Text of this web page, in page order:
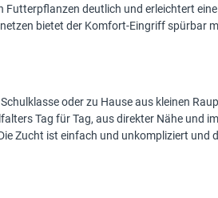
Futterpflanzen deutlich und erleichtert
bietet der Komfort-Eingriff spürbar
oder zu Hause aus kleinen
Tag für Tag, aus direkter Nähe und
Zucht ist einfach und unkompliziert und